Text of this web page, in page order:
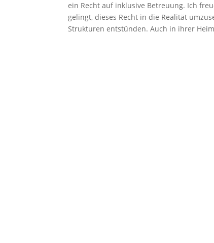
ein Recht auf inklusive Betreuung. Ich
gelingt, dieses Recht in die Realität
Strukturen entstünden. Auch in ihrer